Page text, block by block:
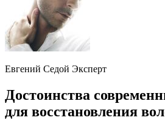
Евгений Седой Эксперт
Достоинства
для восстановления